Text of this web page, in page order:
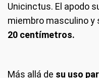
Unicinctus. El apodo
miembro masculino y
20 centímetros.
Más allá de su uso